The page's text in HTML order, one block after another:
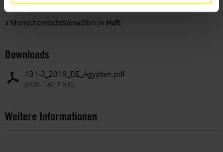
COVID-19: Gefahr für Menschenrechtsanwältin
Menschenrechtsanwältin in Haft
Downloads
131-3_2019_DE_Ägypten.pdf
(PDF, 142.7 KB)
Weitere Informationen